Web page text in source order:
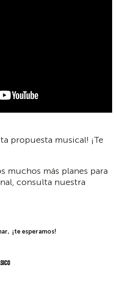
propuesta musical! ¡Te
muchos más planes para
consulta nuestra
¡te esperamos!